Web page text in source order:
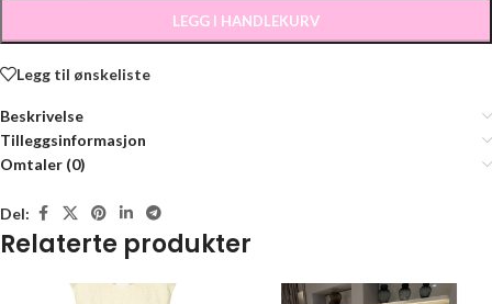
LEGG I HANDLEKURV
Legg til ønskeliste
Beskrivelse
Tilleggsinformasjon
Omtaler (0)
Del:
Relaterte produkter